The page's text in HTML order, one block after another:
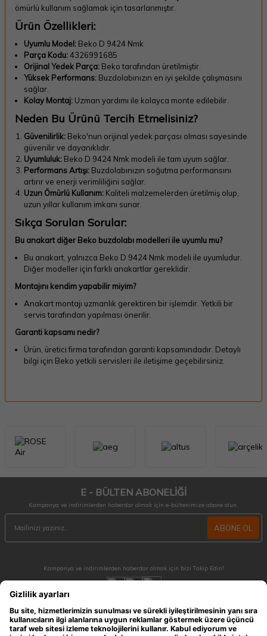
ömürlü kullanım sağlamak için tasarlanmıştır.
Ürün Özellikleri:
Uyumlu Model: Beko D 9424 Nmk
Parça Kodu:4326991685
Orijinal Yedek Parça: Beko tarafından üretilmiştir.
Yüksek Performans: Buzdolabınızın en iyi şekilde çalışmasını
sağlar.
Kolay Montaj: Uzman yardımı ile kolayca monte edilebilir.
Neden Bu Ürünü Tercih Etmelisiniz?
Güvenilirlik: Beko'nun orijinal yedek parçası olması sayesinde
güvenilir ve dayanıklıdır.
Uyumluluk: Beko D 9424 Nmk modeli ile tam uyum sağlar.
Performans Artışı: Buzdolabınızın soğutma performansını
artırır ve enerji verimliliğini sağlar.
Uzun Ömürlü Kullanım: Kaliteli malzemelerden üretilmiş olup,
uzun yıllar kullanım imkanı sunar.
Sıkça Sorulan Sorular:
Bu anakart diğer Beko buzdolabı modelleri ile uyumlu mu?
Bu anakart, yalnızca Beko D 9424 Nmk modeli ile uyumludur.
Diğer modeller için farklı anakartlar gereklidir.
Montajını kendim yapabilir miyim?
Anakart montajı uzmanlık gerektiren bir işlemdir. Yetkili bir
servis tarafından yapılması önerilir.
Garanti kapsamı nedir?
Ürün, üretici firma tarafından garanti kapsamındadır. Detaylı
bilgi için Beko yetkili servisleri ile iletişime geçebilirsiniz.
E - BÜLTEN ABONELİĞİ
Kampanya ve indirimlerden haberdar olmak için e-bültenimize abone olun.
ABONE OL
Kampanya ve indirimlerden haberdar olmak için bizi Takip Edin!
MÜŞTERİ HİZMETLERİ
Hafta içi 09:30 - 18:30 / Hafta sonu 10:00 - 17:00 arası merak ettiğiniz tüm sorular ve